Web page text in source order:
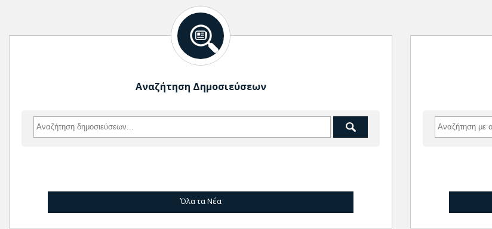
Αναζήτηση Δημοσιεύσεων
Όλα τα Νέα